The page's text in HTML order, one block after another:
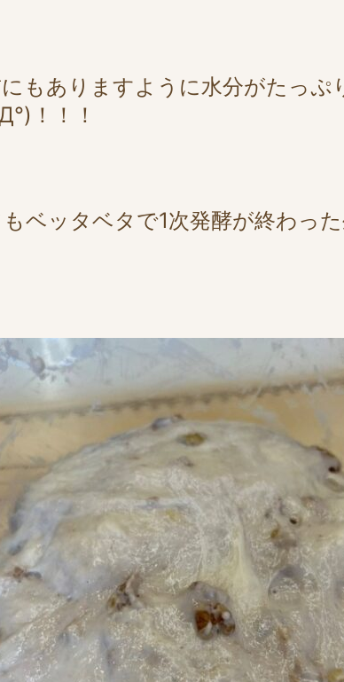
もありますように水分がたっ
！！！
もベッタベタで1次発酵が終わっ